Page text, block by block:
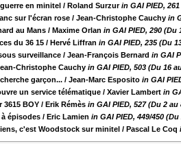
en minitel / Roland Surzurin GAI PIED,
sur l'écran rose / Jean-Christophe Cauchy in
au Mans / Maxime Orlan in GAI PIED, 290 (Du
du 36 15 / Hervé Liffran in GAI PIED, 235 (Du
surveillance / Jean-François Bernard in GAI
Christophe Cauchy in GAI PIED, 503 (Du 16
garçon... / Jean-Marc Esposito in GAI
un service télématique / Xavier Lambert in
3615 BOY / Erik Rémès in GAI PIED, 527 (Du 2
épisodes / Eric Lamien in GAI PIED, 449/450
c'est Woodstock sur minitel / Pascal Le Coq